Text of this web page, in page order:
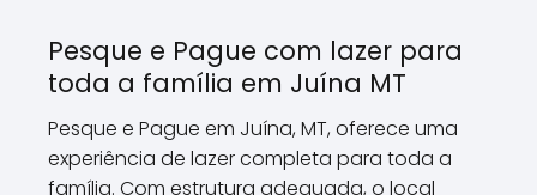
Pesque e Pague com lazer para
toda a família em Juína MT
Pesque e Pague em Juína, MT, oferece uma
experiência de lazer completa para toda a
família. Com estrutura adequada, o local